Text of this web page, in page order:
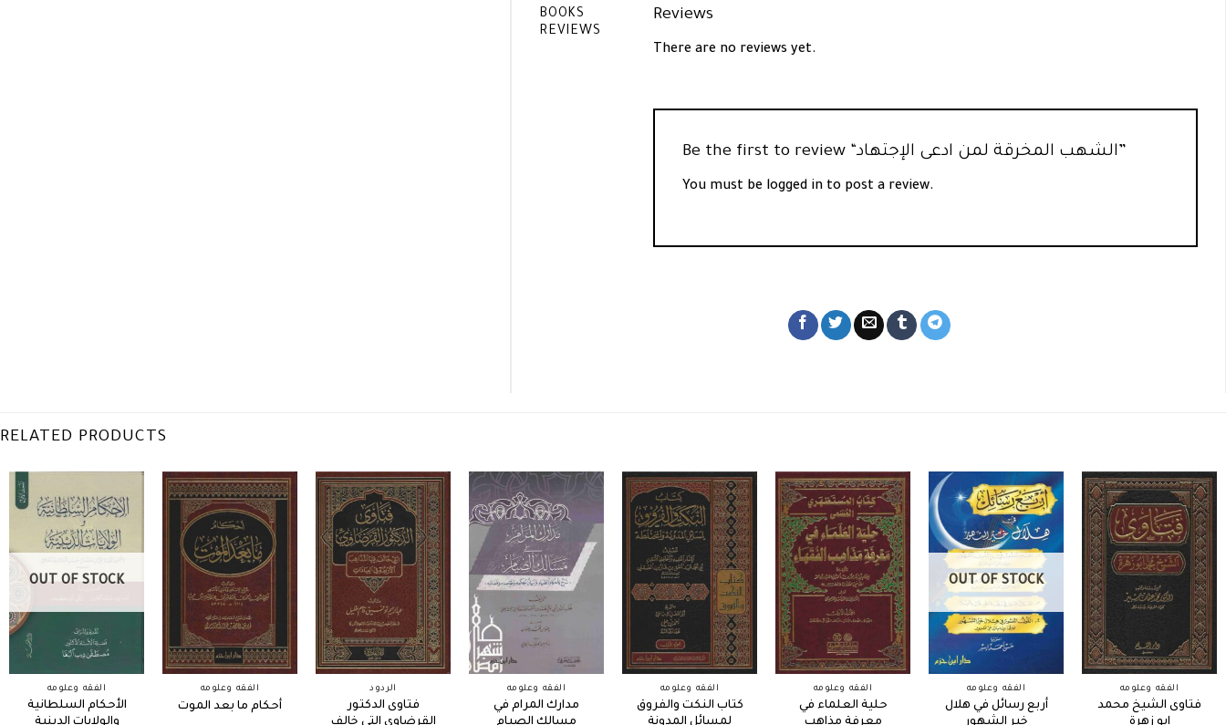
BOOKS
REVIEWS
Reviews
There are no reviews yet.
Be the first to review “الشهب المخرقة لمن ادعى الإجتهاد”
You must be logged in to post a review.
RELATED PRODUCTS
OUT OF STOCK
الفقه وعلومه
الأحكام السلطانية
الفقه وعلومه
أحكام ما بعد الموت
الردود
فتاوى الدكتور
الفقه وعلومه
مدارك المرام في
الفقه وعلومه
كتاب النكت والفروق
الفقه وعلومه
حلية العلماء في
OUT OF STOCK
الفقه وعلومه
أربع رسائل في هلال
الفقه وعلومه
فتاوى الشيخ محمد